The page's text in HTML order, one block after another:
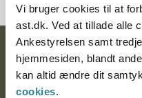
Vi bruger cookies til at
ast.dk. Ved at tillade alle
Ankestyrelsen samt
hjemmesiden, blandt
kan altid ændre dit
cookies.
Ankestyrelsen
Postadresse: